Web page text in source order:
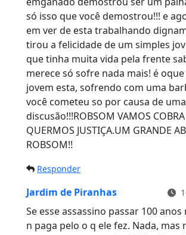
só isso que você demostrou!!! e
em ver de esta trabalhando
tirou a felicidade de um simples
que tinha muita vida pela frente
merece só sofre nada mais! é
jovem esta, sofrendo com uma
você cometeu so por causa de
discusão!!!ROBSOM VAMOS COBRA
QUERMOS JUSTIÇA.UM GRANDE
ROBSOM!!
Responder
Jardim de Piranhas
Se esse assassino passar 100
n paga pelo o q ele fez. Nada, mas